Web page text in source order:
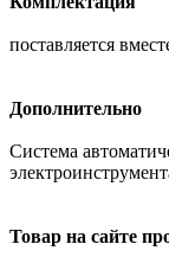
поставляется
Дополнительно
Система
Товар на сайте